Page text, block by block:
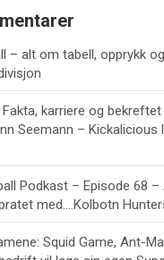
– alt om tabell, opprykk
Fakta, karriere og
Seemann – Kickalicious
Podkast – Episode 68 –
med….Kolbotn
Squid Game, Ant-